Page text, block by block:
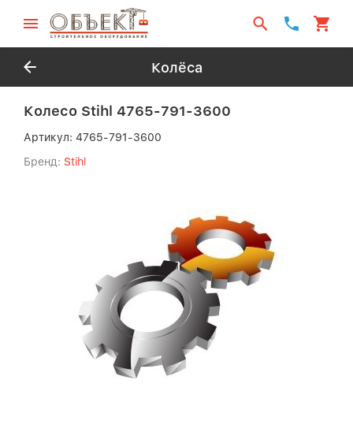
Колёса
Колесо Stihl 4765-791-3600
Артикул: 4765-791-3600
Бренд: Stihl